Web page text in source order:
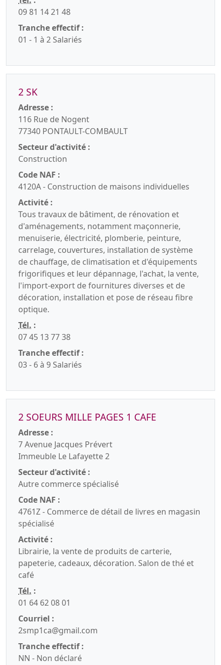
09 81 14 21 48
Tranche effectif :
01 - 1 à 2 Salariés
2 SK
Adresse :
116 Rue de Nogent
77340 PONTAULT-COMBAULT
Secteur d'activité :
Construction
Code NAF :
4120A - Construction de maisons individuelles
Activité :
Tous travaux de bâtiment, de rénovation et
d'aménagements, notamment maçonnerie,
menuiserie, électricité, plomberie, peinture,
carrelage, couvertures, installation de système
de chauffage, de climatisation et d'équipements
frigorifiques et leur dépannage, l'achat, la vente,
l'import-export de fournitures diverses et de
décoration, installation et pose de réseau fibre
optique.
Tél. :
07 45 13 77 38
Tranche effectif :
03 - 6 à 9 Salariés
2 SOEURS MILLE PAGES 1 CAFE
Adresse :
7 Avenue Jacques Prévert
Immeuble Le Lafayette 2
Secteur d'activité :
Autre commerce spécialisé
Code NAF :
4761Z - Commerce de détail de livres en magasin
spécialisé
Activité :
Librairie, la vente de produits de carterie,
papeterie, cadeaux, décoration. Salon de thé et
café
Tél. :
01 64 62 08 01
Courriel :
2smp1ca@gmail.com
Tranche effectif :
NN - Non déclaré